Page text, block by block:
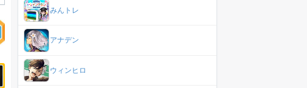
みんトレ
アナデン
ウィンヒロ